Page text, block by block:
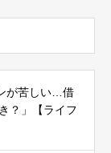
が苦しい…借
？」【ライフ